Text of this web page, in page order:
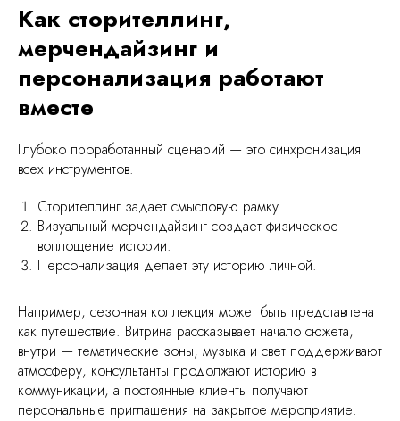
Как сторителлинг,
мерчендайзинг и
персонализация работают
вместе
Глубоко проработанный сценарий — это синхронизация
всех инструментов.
Сторителлинг задает смысловую рамку.
Визуальный мерчендайзинг создает физическое
воплощение истории.
Персонализация делает эту историю личной.
Например, сезонная коллекция может быть представлена
как путешествие. Витрина рассказывает начало сюжета,
внутри — тематические зоны, музыка и свет поддерживают
атмосферу, консультанты продолжают историю в
коммуникации, а постоянные клиенты получают
персональные приглашения на закрытое мероприятие.